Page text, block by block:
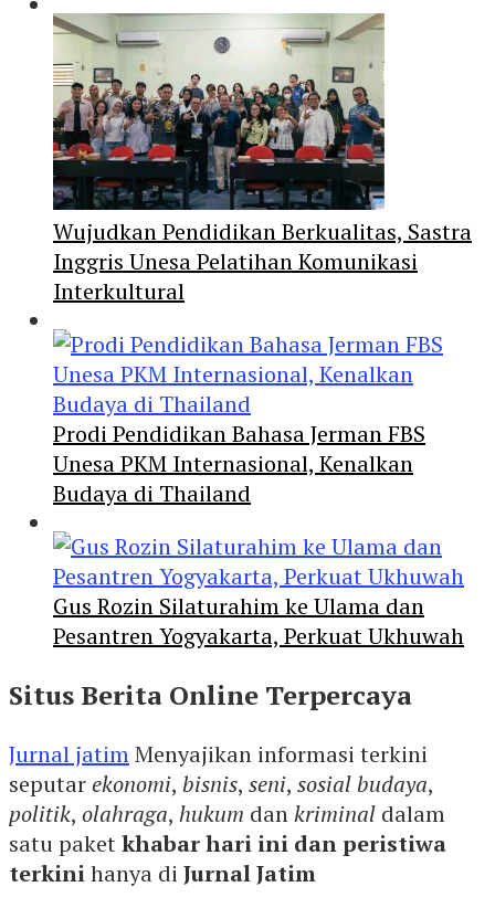
Wujudkan Pendidikan Berkualitas, Sastra
Inggris Unesa Pelatihan Komunikasi
Interkultural
Prodi Pendidikan Bahasa Jerman FBS
Unesa PKM Internasional, Kenalkan
Budaya di Thailand
Gus Rozin Silaturahim ke Ulama dan
Pesantren Yogyakarta, Perkuat Ukhuwah
Situs Berita Online Terpercaya
Jurnal jatimMenyajikan informasi terkini
seputarekonomi, bisnis, seni, sosial budaya,
politik, olahraga, hukum dankriminal dalam
satu paketkhabar hari ini dan peristiwa
terkinihanya di Jurnal Jatim